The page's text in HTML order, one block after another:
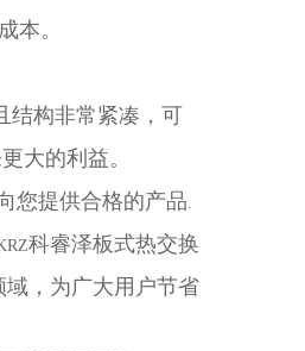
本。
结构非常紧凑，可
大的利益。
您提供合格的产品.
科睿泽板式热交换
，为广大用户节省